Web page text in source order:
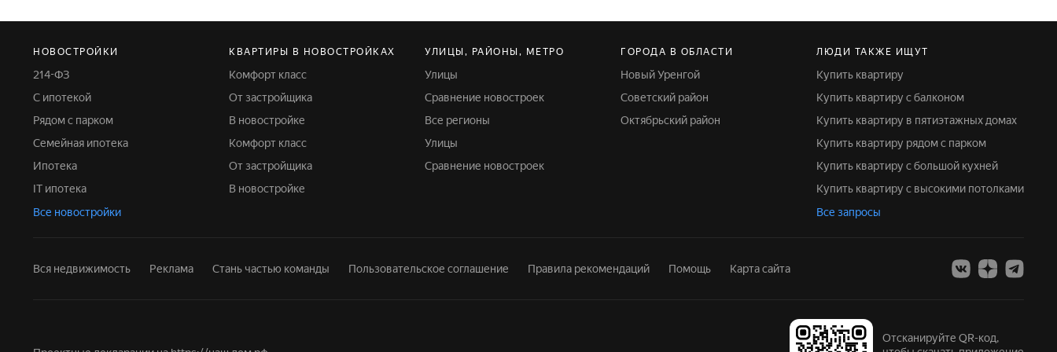
НОВОСТРОЙКИ
214-ФЗ
С ипотекой
Рядом с парком
Семейная ипотека
Ипотека
IT ипотека
Все новостройки
КВАРТИРЫ В НОВОСТРОЙКАХ
Комфорт класс
От застройщика
В новостройке
Комфорт класс
От застройщика
В новостройке
УЛИЦЫ, РАЙОНЫ, МЕТРО
Улицы
Сравнение новостроек
Все регионы
Улицы
Сравнение новостроек
ГОРОДА В ОБЛАСТИ
Новый Уренгой
Советский район
Октябрьский район
ЛЮДИ ТАКЖЕ ИЩУТ
Купить квартиру
Купить квартиру с балконом
Купить квартиру в пятиэтажных домах
Купить квартиру рядом с парком
Купить квартиру с большой кухней
Купить квартиру с высокими потолками
Все запросы
Вся недвижимость Реклама Стань частью команды Пользовательское соглашение Правила рекомендаций Помощь Карта сайта
Отсканируйте QR-код,